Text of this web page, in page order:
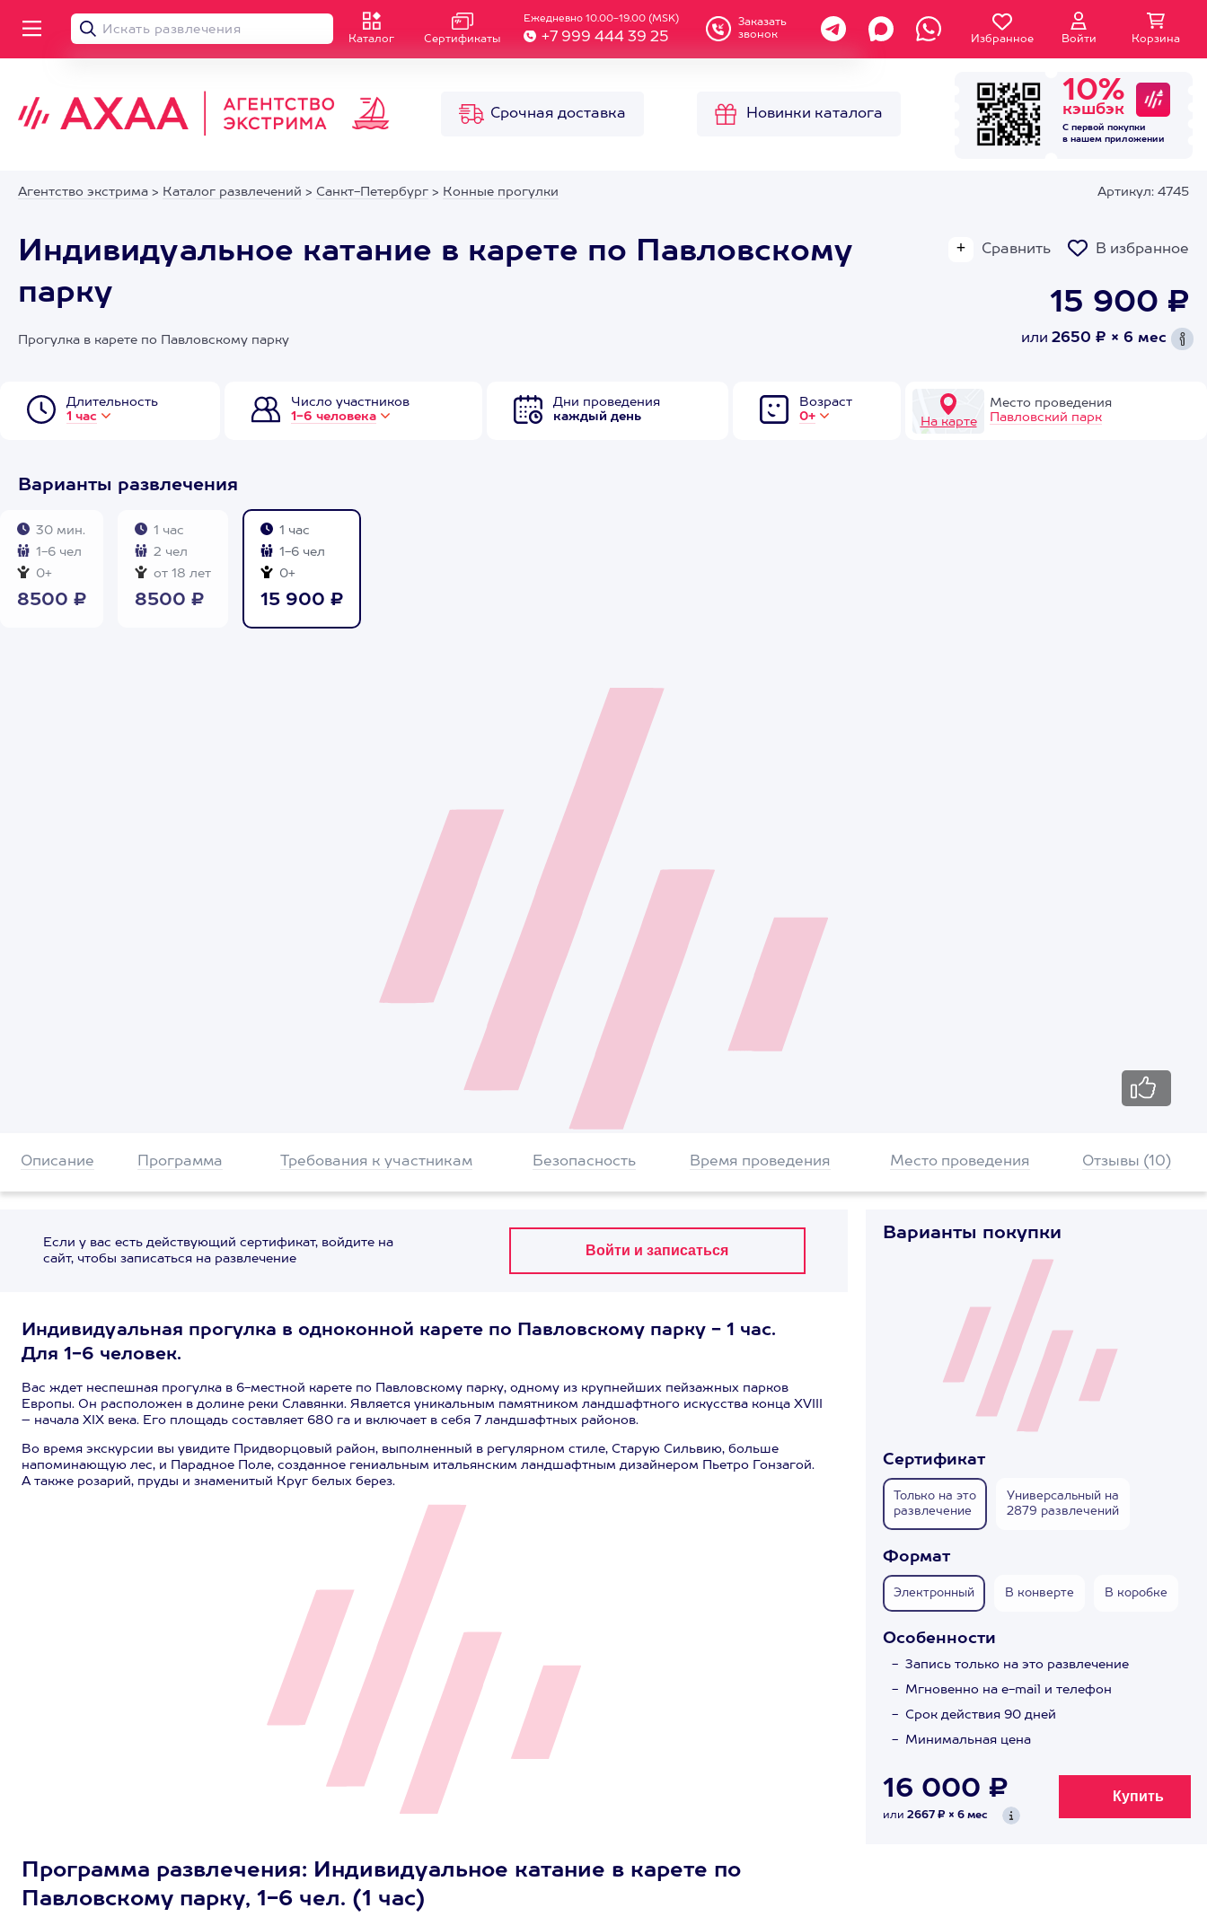
Каталог Сертификаты
Ежедневно 10.00-19.00 (MSK)
+7 999 444 39 25
Заказать
звонок
Избранное Войти Корзина
Срочная доставка Новинки каталога
10%
кэшбэк
С первой покупки
в нашем приложении
Агентство экстрима > Каталог развлечений > Санкт-Петербург > Конные прогулки Артикул: 4745
Индивидуальное катание в карете по Павловскому
парку
Сравнить В избранное
15 900 ₽
или 2650 ₽ × 6 мес
Прогулка в карете по Павловскому парку
Длительность
1 час
Число участников
1-6 человека
Дни проведения
каждый день
Возраст
0+
На карте
Место проведения
Павловский парк
Варианты развлечения
30 мин.
1-6 чел
0+
8500 ₽
1 час
2 чел
от 18 лет
8500 ₽
1 час
1-6 чел
0+
15 900 ₽
Описание Программа Требования к участникам Безопасность Время проведения Место проведения Отзывы (10)
Если у вас есть действующий сертификат, войдите на
сайт, чтобы записаться на развлечение
Индивидуальная прогулка в одноконной карете по Павловскому парку - 1 час.
Для 1-6 человек.
Вас ждет неспешная прогулка в 6-местной карете по Павловскому парку, одному из крупнейших пейзажных парков
Европы. Он расположен в долине реки Славянки. Является уникальным памятником ландшафтного искусства конца XVIII
– начала XIX века. Его площадь составляет 680 га и включает в себя 7 ландшафтных районов.
Во время экскурсии вы увидите Придворцовый район, выполненный в регулярном стиле, Старую Сильвию, больше
напоминающую лес, и Парадное Поле, созданное гениальным итальянским ландшафтным дизайнером Пьетро Гонзагой.
А также розарий, пруды и знаменитый Круг белых берез.
Программа развлечения: Индивидуальное катание в карете по
Павловскому парку, 1-6 чел. (1 час)
Варианты покупки
Сертификат
Только на это
развлечение
Универсальный на
2879 развлечений
Формат
Электронный В конверте В коробке
Особенности
Запись только на это развлечение
Мгновенно на e-mail и телефон
Срок действия 90 дней
Минимальная цена
16 000 ₽
или 2667 ₽ × 6 мес